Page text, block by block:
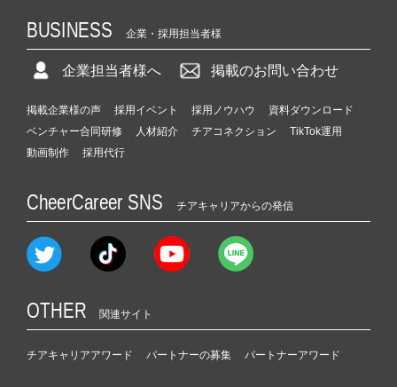
BUSINESS 企業・採用担当者様
企業担当者様へ 掲載のお問い合わせ
掲載企業様の声 採用イベント 採用ノウハウ
資料ダウンロード
ベンチャー合同研修
人材紹介 チアコネクション
TikTok運用
動画制作
採用代行
CheerCareer SNS チアキャリアからの発信
OTHER 関連サイト
チアキャリアアワード パートナーの募集 パートナーアワード